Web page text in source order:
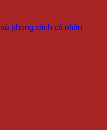
phong cách cá nhân